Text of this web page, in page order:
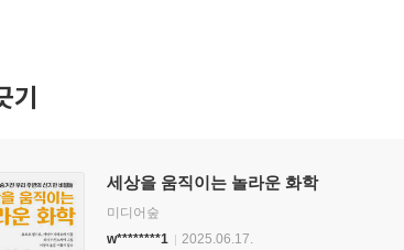
기
세상을 움직이는 놀라운 화학
미디어숲
w********1
2025.06.17.